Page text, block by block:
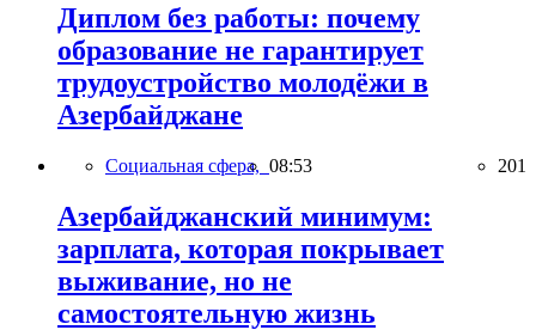
Диплом без работы: почему
образование не гарантирует
трудоустройство молодёжи в
Азербайджане
Социальная сфера, 08:53 201
Азербайджанский минимум:
зарплата, которая покрывает
выживание, но не
самостоятельную жизнь